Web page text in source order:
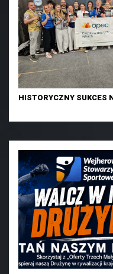
HISTORYCZNY SUKCES